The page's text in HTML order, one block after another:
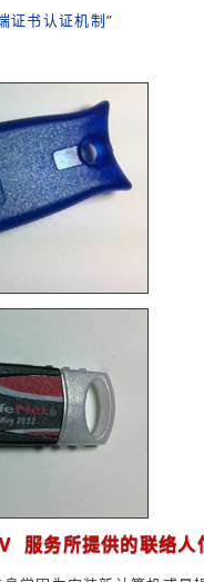
证书认证机制”
务所提供的联络人